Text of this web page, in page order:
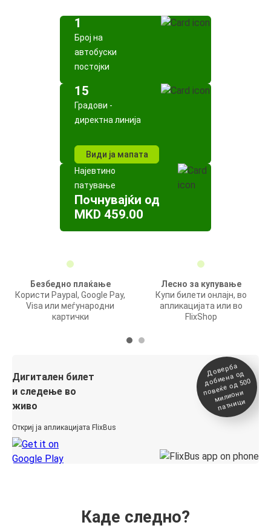
1
Број на
автобуски
постојки
15
Градови -
директна линија
Види ја мапата
Најевтино
патување
Почнувајќи од
MKD 459.00
Безбедно плаќање
Користи Paypal, Google Pay,
Visa или меѓународни
картички
Лесно за купување
Купи билети онлајн, во
апликацијата или во
FlixShop
Дигитален билет
и следење во
живо
Откриј ја апликацијата FlixBus
Доверба
добиена о
д
повеќе о
д 500
милиони
патници
Каде следно?